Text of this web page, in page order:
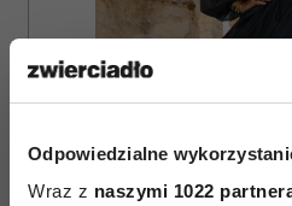
Odpowiedzialne
Wraz z naszymi 1022